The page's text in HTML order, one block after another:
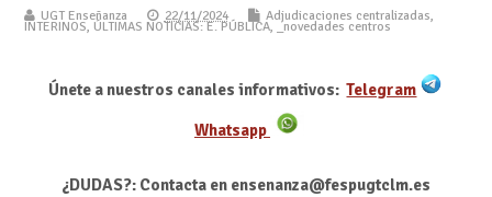
UGT Enseñanza 22/11/2024 Adjudicaciones centralizadas,
INTERINOS, ÚLTIMAS NOTICIAS: E. PÚBLICA, _novedades centros
Únete a nuestros canales informativos: Telegram
Whatsapp
¿DUDAS?: Contacta en ensenanza@fespugtclm.es